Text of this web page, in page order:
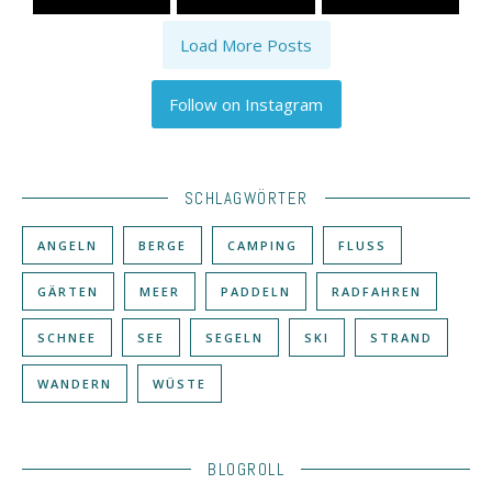
Load More Posts
Follow on Instagram
SCHLAGWÖRTER
ANGELN BERGE CAMPING FLUSS
GÄRTEN MEER PADDELN RADFAHREN
SCHNEE SEE SEGELN SKI STRAND
WANDERN WÜSTE
BLOGROLL